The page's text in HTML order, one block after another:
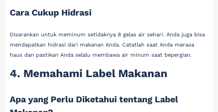
Cara Cukup Hidrasi
Disarankan untuk meminum setidaknya 8 gelas air sehari. Anda juga bisa
mendapatkan hidrasi dari makanan Anda. Catatlah saat Anda merasa
haus dan pastikan Anda selalu membawa air minum saat bepergian.
4. Memahami Label Makanan
Apa yang Perlu Diketahui tentang Label